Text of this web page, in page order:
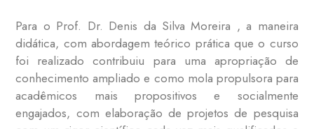
Para o Prof. Dr. Denis da Silva Moreira , a maneira
didática, com abordagem teórico prática que o curso
foi realizado contribuiu para uma apropriação de
conhecimento ampliado e como mola propulsora para
acadêmicos mais propositivos e socialmente
engajados, com elaboração de projetos de pesquisa